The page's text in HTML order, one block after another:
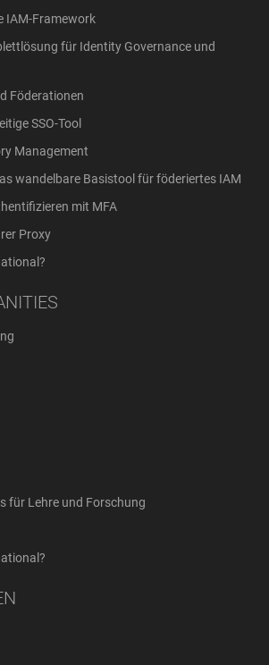
IAM-Framework
für Identity Governance und
Föderationen
SSO-Tool
Management
wandelbare Basistool für föderiertes IAM
mit MFA
Proxy
für Lehre und Forschung